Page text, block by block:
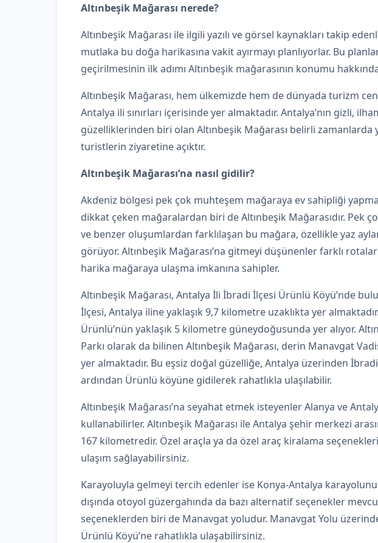
Altınbeşik Mağarası nerede?
Altınbeşik Mağarası ile ilgili yazılı ve görsel kaynakları takip
mutlaka bu doğa harikasına vakit ayırmayı planlıyorlar. Bu
geçirilmesinin ilk adımı Altınbeşik mağarasının konumu
Altınbeşik Mağarası, hem ülkemizde hem de dünyada turizm
Antalya ili sınırları içerisinde yer almaktadır. Antalya’nın gizli,
güzelliklerinden biri olan Altınbeşik Mağarası belirli zamanlarda
turistlerin ziyaretine açıktır.
Altınbeşik Mağarası’na nasıl gidilir?
Akdeniz bölgesi pek çok muhteşem mağaraya ev sahipliği
dikkat çeken mağaralardan biri de Altınbeşik Mağarasıdır. Pek
ve benzer oluşumlardan farklılaşan bu mağara, özellikle yaz
görüyor. Altınbeşik Mağarası’na gitmeyi düşünenler farklı
harika mağaraya ulaşma imkanına sahipler.
Altınbeşik Mağarası, Antalya İli İbradi İlçesi Ürünlü Köyü’nde
İlçesi, Antalya iline yaklaşık 9,7 kilometre uzaklıkta yer
Ürünlü’nün yaklaşık 5 kilometre güneydoğusunda yer alıyor.
Parkı olarak da bilinen Altınbeşik Mağarası, derin Manavgat
yer almaktadır. Bu eşsiz doğal güzelliğe, Antalya üzerinden
ardından Ürünlü köyüne gidilerek rahatlıkla ulaşılabilir.
Altınbeşik Mağarası’na seyahat etmek isteyenler Alanya ve
kullanabilirler. Altınbeşik Mağarası ile Antalya şehir merkezi
167 kilometredir. Özel araçla ya da özel araç kiralama
ulaşım sağlayabilirsiniz.
Karayoluyla gelmeyi tercih edenler ise Konya-Antalya
dışında otoyol güzergahında da bazı alternatif seçenekler
seçeneklerden biri de Manavgat yoludur. Manavgat Yolu
Ürünlü Köyü’ne rahatlıkla ulaşabilirsiniz.